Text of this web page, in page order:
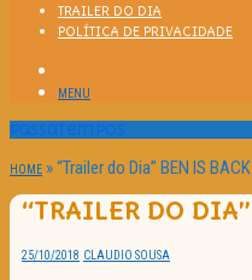
TRAILER DO DIA
POLÍTICA DE PRIVACIDADE
MENU
Passatempos
HOME »“Trailer do Dia” BEN IS BACK
“TRAILER DO
25/10/2018 CLAUDIO SOUSA